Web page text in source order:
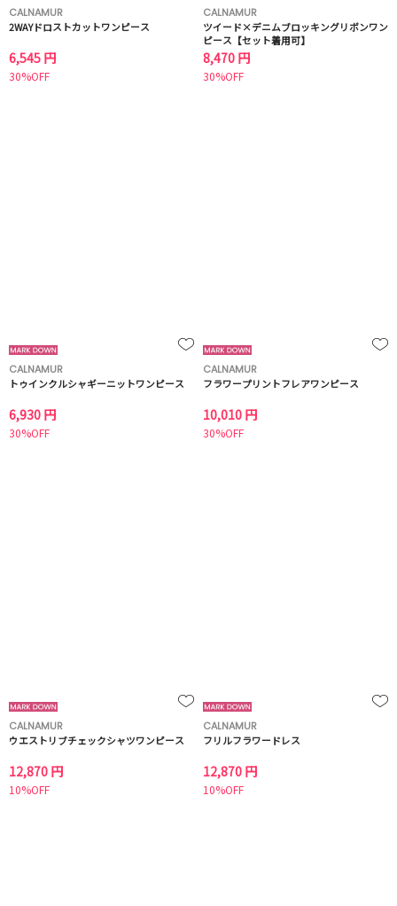
CALNAMUR
2WAYドロストカットワンピース
6,545 円
30%OFF
CALNAMUR
ツイード×デニムブロッキングリボンワン
ピース【セット着用可】
8,470 円
30%OFF
CALNAMUR
トゥインクルシャギーニットワンピース
6,930 円
30%OFF
CALNAMUR
フラワープリントフレアワンピース
10,010 円
30%OFF
CALNAMUR
ウエストリブチェックシャツワンピース
12,870 円
10%OFF
CALNAMUR
フリルフラワードレス
12,870 円
10%OFF